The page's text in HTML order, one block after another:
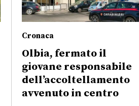
Cronaca
Olbia, fermato il
giovane responsabile
dell’accoltellamento
avvenuto in centro